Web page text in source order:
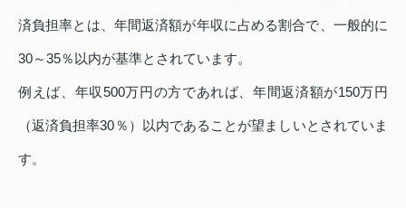
済負担率とは、年間返済額が年収に占める割合で、一般的に
30～35％以内が基準とされています。
例えば、年収500万円の方であれば、年間返済額が150万円
（返済負担率30％）以内であることが望ましいとされていま
す。